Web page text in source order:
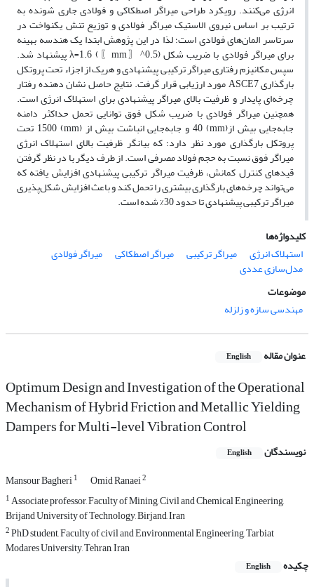
انرژی می‌کنند. رویکرد طراحی میراگر اصطکاکی و فولادی جاری شونده به
ترتیب بر اساس نیروی الاستیک میراگر فولادی و توزیع تنش یکنواخت در
سرتاسر المان‌های فولادی است؛ لذا در این پژوهش ابتدا یک هندسه بهینه
برای میراگر فولادی با ضریب شکل λ=1.6 (〖mm〗^0.5) پیشنهاد شد.
سپس مکانیزم رفتاری میراگر ترکیبی پیشنهادی و هریک از اجزاء تحت پروتکل
بارگذاری ASCE7 مورد ارزیابی قرار گرفت. نتایج حاصل نشان دهنده رفتار
چرخه‌ای پایدار و ظرفیت بالای میراگر پیشنهادی برای استهلاک انرژی است.
همچنین میراگر فولادی با ضریب شکل فوق توانایی تحمل حداکثر دامنه
جابه‌جایی بیش از(mm) 40 و جابه‌جایی انباشت بیش از (mm) 1500 تحت
پروتکل بارگذاری مورد نظر دارد؛ که بیانگر ظرفیت بالای استهلاک انرژی
میراگر فوق نسبت به حجم فولاد مصرفی است. از طرف دیگر با در نظر گرفتن
قیدهای کنترل کمانش، ظرفیت میراگر ترکیبی پیشنهادی افزایش یافته که
می‌تواند چرخه‌های بارگذاری بیشتری را تحمل کند و باعث افزایش شکل‌پذیری
میراگر ترکیبی پیشنهادی تا حدود 30% شده است.
کلیدواژه‌ها
استهلاک انرژی
میراگر ترکیبی میراگر اصطکاکی میراگر فولادی
مدل‌سازی عددی
موضوعات
مهندسی سازه و زلزله
عنوان مقاله English
Optimum Design and Investigation of the Operational
Mechanism of Hybrid Friction and Metallic Yielding
Dampers for Multi-level Vibration Control
نویسندگان English
Mansour Bagheri1 Omid Ranaei2
1Associate professor, Faculty of Mining, Civil and Chemical Engineering,
Brijand University of Technology, Birjand, Iran
2PhD student, Faculty of civil and Environmental Engineering, Tarbiat
Modares University, Tehran, Iran
چکیده
English